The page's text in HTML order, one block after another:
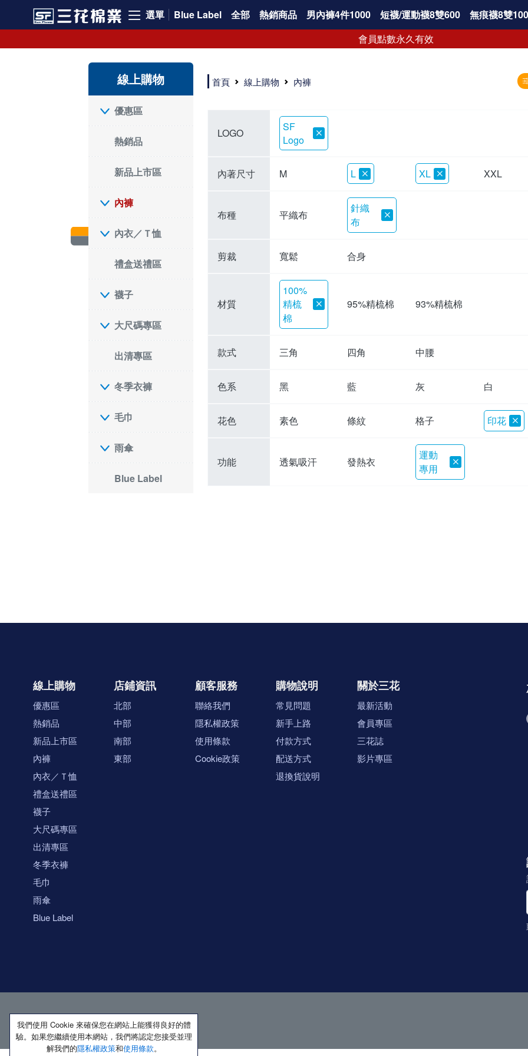
選單 Blue Label 全部 熱銷商品 男內褲4件1000 短襪/運動襪8雙600 無痕襪8雙
會員點數永久有效
線上購物
優惠區
熱銷品
新品上市區
內褲
內衣／Ｔ恤
禮盒送禮區
襪子
大尺碼專區
出清專區
冬季衣褲
毛巾
雨傘
Blue Label
選擇內褲、平口褲、純棉內褲首重品質。舒適、透氣的內褲、平口褲、純棉內褲能影響健康，須謹慎挑選。三花內褲透氣不悶，值得信賴！
三花內褲、平口褲、純棉內褲50年來持續升級，符合人體工學設計，柔軟無勒痕的鬆緊帶。三花內褲是肌膚好友，口碑熱銷！
選擇內褲首重品質。三花內褲50年來不斷升級，證明其卓越品質。符合人體工學剪裁，柔軟無痕鬆緊帶，是必買首選。兼具品質與外型，與肌膚零感接觸，穿著舒適，看來有質感。三花內褲設計獨特，質料優良，專業剪裁，呵護肌膚。新鮮高品質棉材製成，多款選擇，耐洗耐穿，三花內褲絕對首選。
"內褲購買及使用經驗網友來信分享 近年來，我經常在大型連鎖賣場如佳瑪、美華泰等地看到三花內褲的展示。最近一兩年，甚至百貨公司及街頭店鋪都開始大量出現三花專櫃或專賣店。我猜測，這應該是三花在營運策略上的調整，才使得這些改變成為現實。 本來，三花內褲一直是消費者選購內褲時的熱門選項之一。內褲櫃點的增多使我更加注意到這個品牌，因此我在選購內褲時，特意多研究了一下三花內褲的設計。 先從內褲外層包裝談起，有些內褲有PP袋包裝，有些則沒有。雖然這是一件小事，但我發現朋友們中有人會介意內褲包裝沒有PP袋。他們認為沒有PP袋會使包裝不夠精美。對我來說，有PP袋確實能提升包裝的精緻度，但內褲不裝PP袋其實也算是環保。所以，這就看每個人對內褲包裝的需求和感受了。 每次購買內褲時，我都會特別帶一件五片式剪裁的內褲。三花的平口內褲被稱為全國第一件五片式剪裁內褲，這話應該不是隨便說說的，畢竟三花是一個擁有超過50年歷史的老品牌，專注於研發和改良內褲。當初，我覺得這種設計有些花俏，只是圖個新鮮買來試試，結果發現內褲多一片真的有其優勢，尤其是減少了內褲卡屁的次數。雖然這個狀況不可能完全消失，但大大增加了穿著的舒適度。 三花內褲的價格也在我能接受的範圍內，因此它逐漸成為我的心頭好。此外，內褲選購時的另一個重要因素是鬆緊帶。看內褲是否舊了，第一眼通常看鬆緊帶。故意或不小心露出內褲褲頭的時候，印象分數也是由鬆緊帶決定的。 很多內褲品牌強調鬆緊帶的造型及花樣，這類內褲非常適合一些特殊場合，如單身聯誼或約會時穿著，能夠加分不少。日常使用的內褲則建議選擇鬆緊帶不易鬆垮的，花樣其次。三花特別強調內褲鬆緊帶的耐洗度，而其他品牌鮮少提及這一點。 分場合選擇內褲是我的習慣。特殊場合內褲要講究一點，但平日則需要選擇鬆緊帶有保障的內褲。畢竟，內褲是每天陪伴我們超過12個小時的衣物，找到適合自己且耐洗耐穿高CP值的內褲才是最明智的選擇。 內褲畢竟是消耗品，定期更換非常重要。如果內褲沾染到髒污或處於潮濕的環境，就不應該撐太久。這是因為內褲長期接觸身體的重要部位，所以選擇和保養都要謹慎。 以上是我個人的內褲使用分享，並非業配，不代表任何人的立場。內褲還是要以自身體驗最為準確。希望大家都能找到適合自己的內褲，並多多支持台灣品牌。"
首頁 線上購物 內褲
LOGO
SF
Logo
內著尺寸 M L XL XXL
布種 平織布
針織
布
剪裁 寬鬆 合身
材質
100%
精梳
棉
95%精梳棉 93%精梳棉
款式 三角 四角 中腰
色系 黑 藍 灰 白
花色 素色 條紋 格子 印花
功能 透氣吸汗 發熱衣
運動
專用
線上購物
優惠區
熱銷品
新品上市區
內褲
內衣／Ｔ恤
禮盒送禮區
襪子
大尺碼專區
出清專區
冬季衣褲
毛巾
雨傘
Blue Label
店鋪資訊
北部
中部
南部
東部
顧客服務
聯絡我們
隱私權政策
使用條款
Cookie政策
購物說明
常見問題
新手上路
付款方式
配送方式
退換貨說明
關於三花
最新活動
會員專區
三花誌
影片專區
我們使用 Cookie 來確保您在網站上能獲得良好的體
驗。如果您繼續使用本網站，我們將認定您接受並理
解我們的隱私權政策和使用條款。